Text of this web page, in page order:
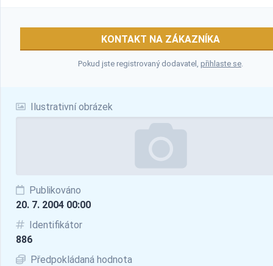
Ilustrativní obrázek
Publikováno
20. 7. 2004 00:00
Identifikátor
886
Předpokládaná hodnota
KONTAKT NA ZÁKAZNÍKA
Pokud jste registrovaný dodavatel, přihlaste se.